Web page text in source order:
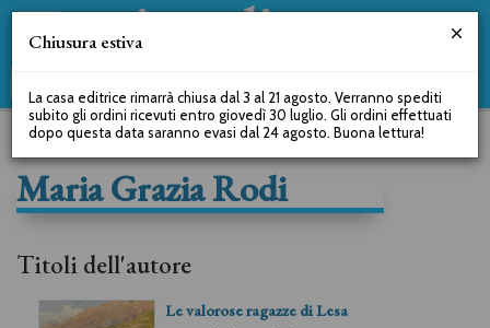
Maria Grazia Rodi
Titoli dell'autore
Le valorose ragazze di Lesa
Chiusura estiva
La casa editrice rimarrà chiusa dal 3 al 21 agosto. Verranno spediti
subito gli ordini ricevuti entro giovedì 30 luglio. Gli ordini effettuati
dopo questa data saranno evasi dal 24 agosto. Buona lettura!